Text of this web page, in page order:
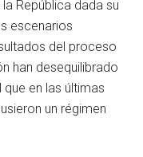
República dada su
escenarios
del proceso
han desequilibrado
en las últimas
un régimen